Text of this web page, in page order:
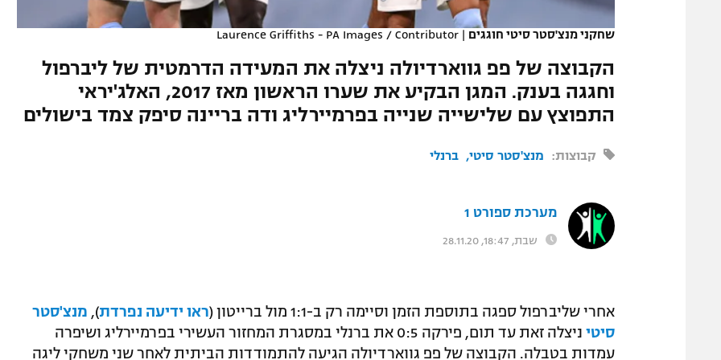
המגזין
שחקני מנצ'סטר סיטי חוגגים |
Laurence Griffiths - PA Images / Contributor
הקבוצה של פפ גווארדיולה ניצלה את המעידה הדרמטית של ליברפול
וחגגה בענק. המגן הבקיע את שערו הראשון מאז 2017, האלג'יראי
התפוצץ עם שלישייה שנייה בפרמיירליג ודה בריינה סיפק צמד בישולים
קבוצות: מנצ'סטר סיטי ברנלי
מערכת ספורט 1
שבת, 18:47, 28.11.20
אחרי שליברפול ספגה בתוספת הזמן וסיימה רק ב-1:1 מול ברייטון ( ראו ידיעה נפרדת), מנצ'סטר
סיטי
ניצלה זאת עד תום, פירקה 0:5 את ברנלי במסגרת המחזור העשירי בפרמיירליג ושיפרה
עמדות בטבלה. הקבוצה של פפ גווארדיולה הגיעה להתמודדות הביתית לאחר שני משחקי ליגה